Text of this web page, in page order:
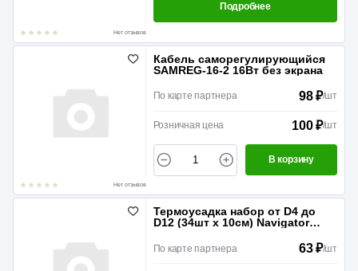
Нет отзывов
Подробнее
Нет отзывов
Кабель саморегулирующийся
SAMREG-16-2 16Вт без экрана
По карте партнера 98 ₽/шт
Розничная цена 100 ₽/шт
В корзину
Термоусадка набор от D4 до
D12 (34шт х 10см) Navigator
По карте партнера 63 ₽/шт